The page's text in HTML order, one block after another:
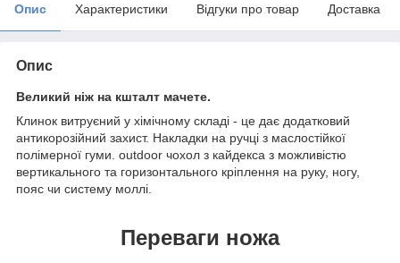
Опис Характеристики Відгуки про товар Доставка
Опис
Великий ніж на кшталт мачете.
Клинок витруєний у хімічному складі - це дає додатковий
антикорозійний захист. Накладки на ручці з маслостійкої
полімерної гуми. outdoor чохол з кайдекса з можливістю
вертикального та горизонтального кріплення на руку, ногу,
пояс чи систему моллі.
Переваги ножа